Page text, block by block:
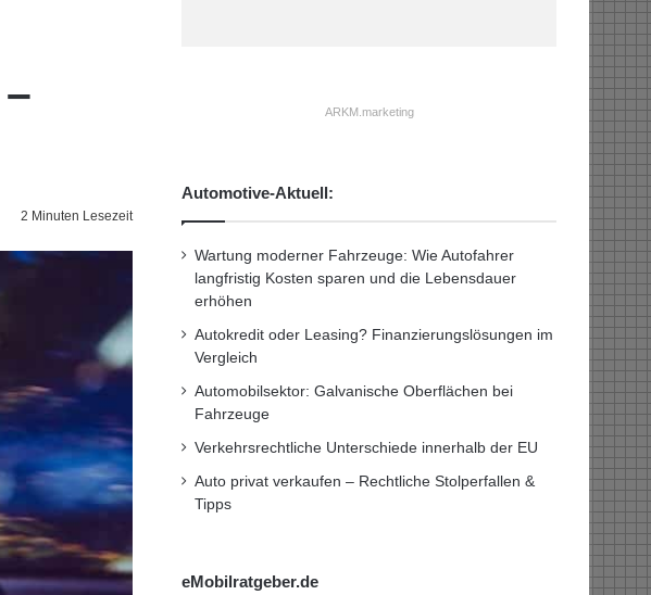
2 Minuten Lesezeit
ARKM.marketing
Automotive-Aktuell:
Wartung moderner Fahrzeuge: Wie Autofahrer
langfristig Kosten sparen und die Lebensdauer
erhöhen
Autokredit oder Leasing? Finanzierungslösungen im
Vergleich
Automobilsektor: Galvanische Oberflächen bei
Fahrzeuge
Verkehrsrechtliche Unterschiede innerhalb der EU
Auto privat verkaufen – Rechtliche Stolperfallen &
Tipps
eMobilratgeber.de